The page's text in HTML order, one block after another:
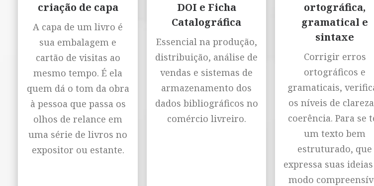
criação de capa
A capa de um livro é
sua embalagem e
cartão de visitas ao
mesmo tempo. É ela
quem dá o tom da obra
à pessoa que passa os
olhos de relance em
uma série de livros no
expositor ou estante.
DOI e Ficha
Catalográfica
Essencial na produção,
distribuição, análise de
vendas e sistemas de
armazenamento dos
dados bibliográficos no
comércio livreiro.
ortográfica,
gramatical e
sintaxe
Corrigir erros
ortográficos e
gramaticais,
os níveis de
coerência. Para se
um texto bem
estruturado, que
expressa suas
modo